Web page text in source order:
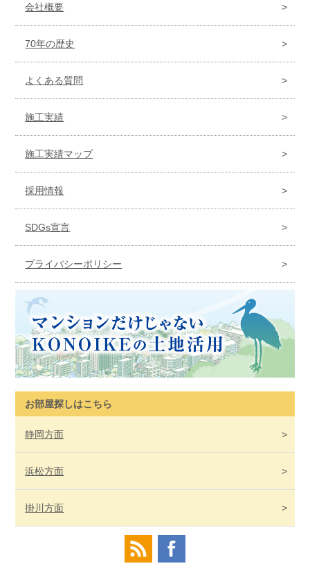
会社概要
70年の歴史
よくある質問
施工実績
施工実績マップ
採用情報
SDGs宣言
プライバシーポリシー
お部屋探しはこちら
静岡方面
浜松方面
掛川方面